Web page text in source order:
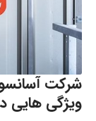
شرکت
ویژگی هایی